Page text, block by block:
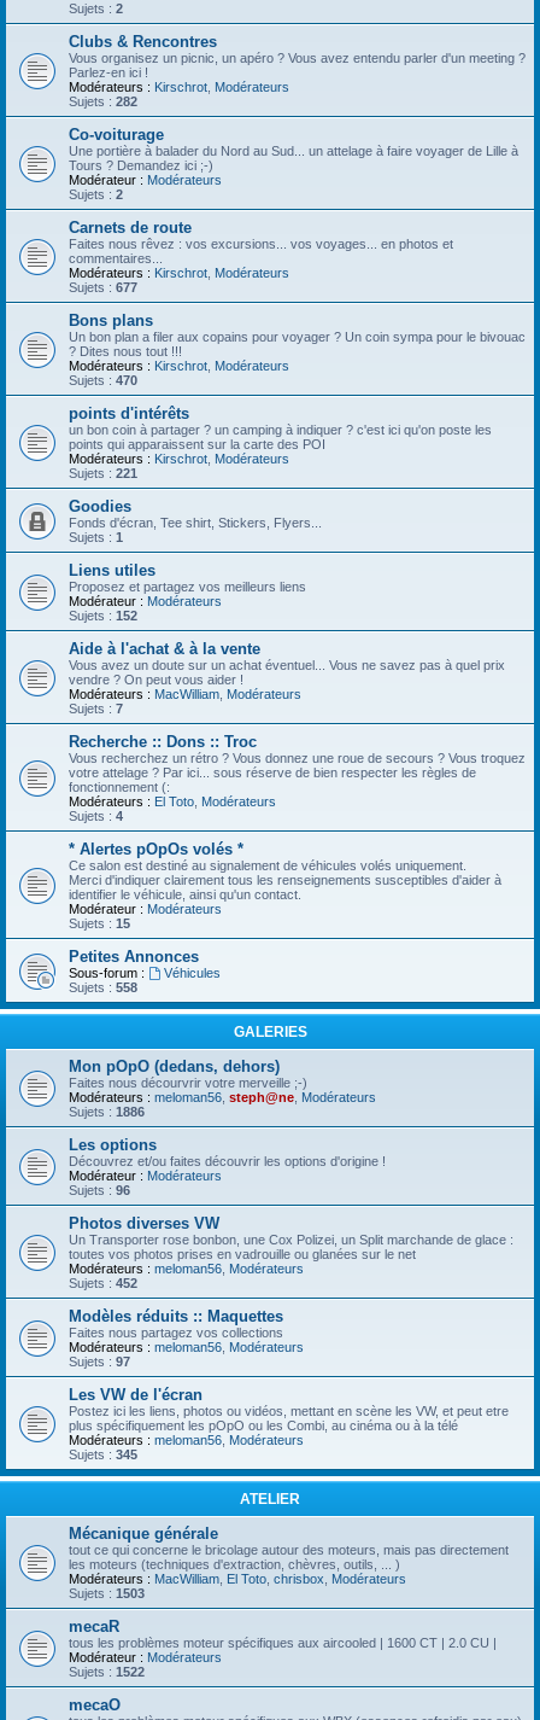
Sujets : 2
Clubs & Rencontres
Vous organisez un picnic, un apéro ? Vous avez entendu parler d'un meeting ?
Parlez-en ici !
Modérateurs : Kirschrot Modérateurs
Sujets : 282
Co-voiturage
Une portière à balader du Nord au Sud... un attelage à faire voyager de Lille à
Tours ? Demandez ici ;-)
Modérateur : Modérateurs
Sujets : 2
Carnets de route
Faites nous rêvez : vos excursions... vos voyages... en photos et
commentaires...
Modérateurs : Kirschrot Modérateurs
Sujets : 677
Bons plans
Un bon plan a filer aux copains pour voyager ? Un coin sympa pour le bivouac
? Dites nous tout !!!
Modérateurs : Kirschrot Modérateurs
Sujets : 470
points d'intérêts
un bon coin à partager ? un camping à indiquer ? c'est ici qu'on poste les
points qui apparaissent sur la carte des POI
Modérateurs : Kirschrot Modérateurs
Sujets : 221
Goodies
Fonds d'écran, Tee shirt, Stickers, Flyers...
Sujets : 1
Liens utiles
Proposez et partagez vos meilleurs liens
Modérateur : Modérateurs
Sujets : 152
Aide à l'achat & à la vente
Vous avez un doute sur un achat éventuel... Vous ne savez pas à quel prix
vendre ? On peut vous aider !
Modérateurs : MacWilliam Modérateurs
Sujets : 7
Recherche :: Dons :: Troc
Vous recherchez un rétro ? Vous donnez une roue de secours ? Vous troquez
votre attelage ? Par ici... sous réserve de bien respecter les règles de
fonctionnement (:
Modérateurs : El Toto Modérateurs
Sujets : 4
* Alertes pOpOs volés *
Ce salon est destiné au signalement de véhicules volés uniquement.
Merci d'indiquer clairement tous les renseignements susceptibles d'aider à
identifier le véhicule, ainsi qu'un contact.
Modérateur : Modérateurs
Sujets : 15
Petites Annonces
Sous-forum :
Véhicules
Sujets : 558
GALERIES
Mon pOpO (dedans, dehors)
Faites nous décourvrir votre merveille ;-)
Modérateurs : meloman56 steph@ne Modérateurs
Sujets : 1886
Les options
Découvrez et/ou faites découvrir les options d'origine !
Modérateur : Modérateurs
Sujets : 96
Photos diverses VW
Un Transporter rose bonbon, une Cox Polizei, un Split marchande de glace :
toutes vos photos prises en vadrouille ou glanées sur le net
Modérateurs : meloman56 Modérateurs
Sujets : 452
Modèles réduits :: Maquettes
Faites nous partagez vos collections
Modérateurs : meloman56 Modérateurs
Sujets : 97
Les VW de l'écran
Postez ici les liens, photos ou vidéos, mettant en scène les VW, et peut etre
plus spécifiquement les pOpO ou les Combi, au cinéma ou à la télé
Modérateurs : meloman56 Modérateurs
Sujets : 345
ATELIER
Mécanique générale
tout ce qui concerne le bricolage autour des moteurs, mais pas directement
les moteurs (techniques d'extraction, chèvres, outils, ... )
Modérateurs : MacWilliam El Toto chrisbox
Modérateurs
Sujets : 1503
mecaR
tous les problèmes moteur spécifiques aux aircooled | 1600 CT | 2.0 CU |
Modérateur : Modérateurs
Sujets : 1522
mecaO